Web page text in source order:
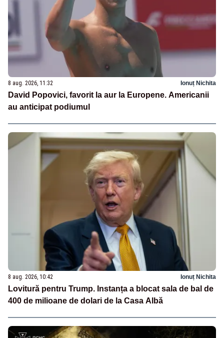
8 aug. 2026, 11:32 Ionuț Nichita
David Popovici, favorit la aur la Europene. Americanii
au anticipat podiumul
8 aug. 2026, 10:42 Ionuț Nichita
Lovitură pentru Trump. Instanța a blocat sala de bal de
400 de milioane de dolari de la Casa Albă